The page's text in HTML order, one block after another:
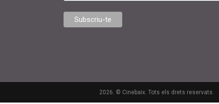
2026. © Cinebaix. Tots els drets reservats.